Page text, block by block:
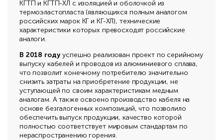
КГТП и КГТП-ХЛ с изоляцией и оболочкой из
термоэластопласта (являющихся полным аналогом
российских марок КГ и КГ-ХЛ), технические
характеристики которых превосходят российские
аналоги.
В 2018 годууспешно реализован проект по серийному
выпуску кабелей и проводов из алюминиевого сплава,
что позволит конечному потребителю значительно
снизить затраты на приобретение продукции, не
уступающей по своим характеристикам медным
аналогам. А также освоено производство кабеля на
основе безгалогенных композиций, что позволило
обеспечить выпуск продукции, качество которой
полностью соответствует мировым стандартам по
нераспространению горения.